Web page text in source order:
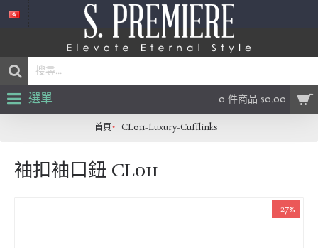
0 件商品 $0.00
選單
首頁 CL011-Luxury-Cufflinks
袖扣袖口鈕 CL011
-27%